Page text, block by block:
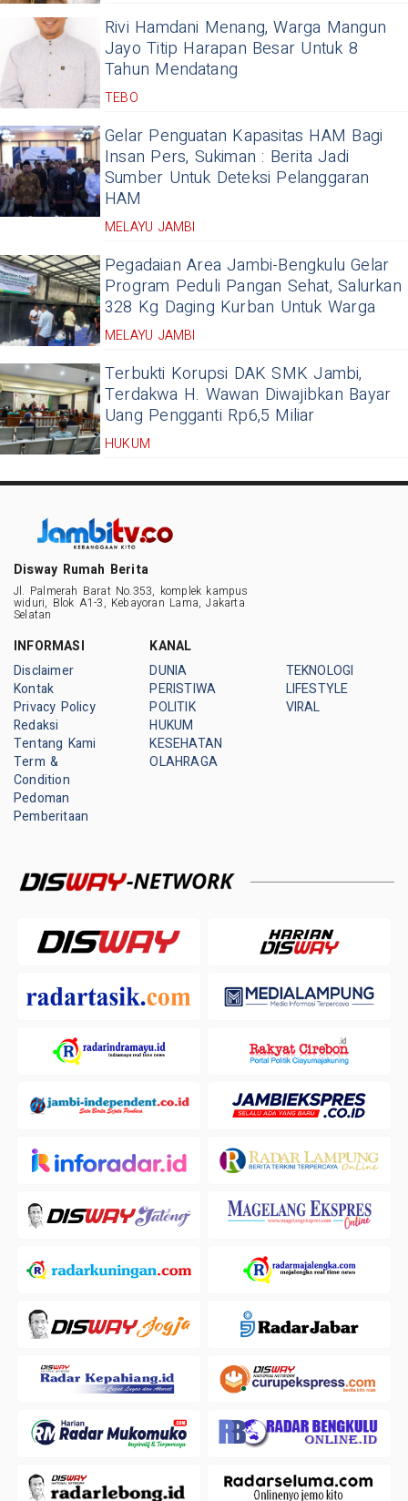
Rivi Hamdani Menang, Warga Mangun
Jayo Titip Harapan Besar Untuk 8
Tahun Mendatang
TEBO
Gelar Penguatan Kapasitas HAM Bagi
Insan Pers, Sukiman : Berita Jadi
Sumber Untuk Deteksi Pelanggaran
HAM
MELAYU JAMBI
Pegadaian Area Jambi-Bengkulu Gelar
Program Peduli Pangan Sehat, Salurkan
328 Kg Daging Kurban Untuk Warga
MELAYU JAMBI
Terbukti Korupsi DAK SMK Jambi,
Terdakwa H. Wawan Diwajibkan Bayar
Uang Pengganti Rp6,5 Miliar
HUKUM
Disway Rumah Berita
Jl. Palmerah Barat No.353, komplek kampus
widuri, Blok A1-3, Kebayoran Lama, Jakarta
Selatan
INFORMASI
Disclaimer
Kontak
Privacy Policy
Redaksi
Tentang Kami
Term &
Condition
Pedoman
Pemberitaan
KANAL
DUNIA
PERISTIWA
POLITIK
HUKUM
KESEHATAN
OLAHRAGA
TEKNOLOGI
LIFESTYLE
VIRAL